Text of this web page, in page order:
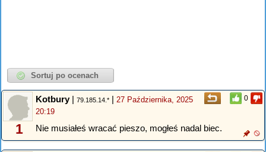
0
1
Kotbury| 79.185.14.* | 27 Października, 2025
20:19
Nie musiałeś wracać pieszo, mogłeś nadal biec.